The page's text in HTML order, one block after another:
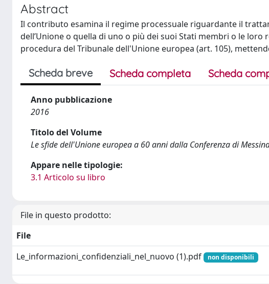
Abstract
Il contributo esamina il regime processuale riguardante il
dell’Unione o quella di uno o più dei suoi Stati membri o le
procedura del Tribunale dell'Unione europea (art. 105),
Scheda breve Scheda completa Scheda
Anno pubblicazione
2016
Titolo del Volume
Le sfide dell'Unione europea a 60 anni dalla Conferenza di
Appare nelle tipologie:
3.1 Articolo su libro
File in questo prodotto:
File
Le_informazioni_confidenziali_nel_nuovo (1).pdf
non disponibili